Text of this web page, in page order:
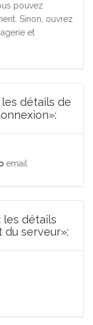
pouvez
Sinon, ouvrez
et
détails de
email
les détails
du serveur»: